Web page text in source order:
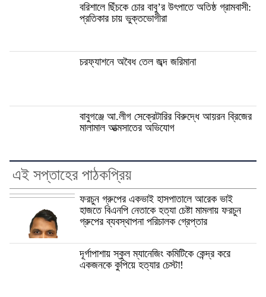
বরিশালে ছিঁচকে চোর বাবু’র উৎপাতে অতিষ্ঠ গ্রামবাসী:
প্রতিকার চায় ভুক্তভোগীরা
চরফ্যাশনে অবৈধ তেল জব্দ জরিমানা
বাবুগঞ্জে আ.লীগ সেক্রেটারির বিরুদ্ধে আয়রন ব্রিজের
মালামাল আত্মসাতের অভিযোগ
এই সপ্তাহের পাঠকপ্রিয়
ফরচুন গ্রুপের একভাই হাসপাতালে আরেক ভাই
হাজতে বিএনপি নেতাকে হত্যা চেষ্টা মামলায় ফরচুন
গ্রুপের ব্যবস্থাপনা পরিচালক গ্রেপ্তার
দূর্গাপাশায় স্কুল ম্যানেজিং কমিটিকে কেন্দ্র করে
একজনকে কুপিয়ে হত্যার চেস্টা!